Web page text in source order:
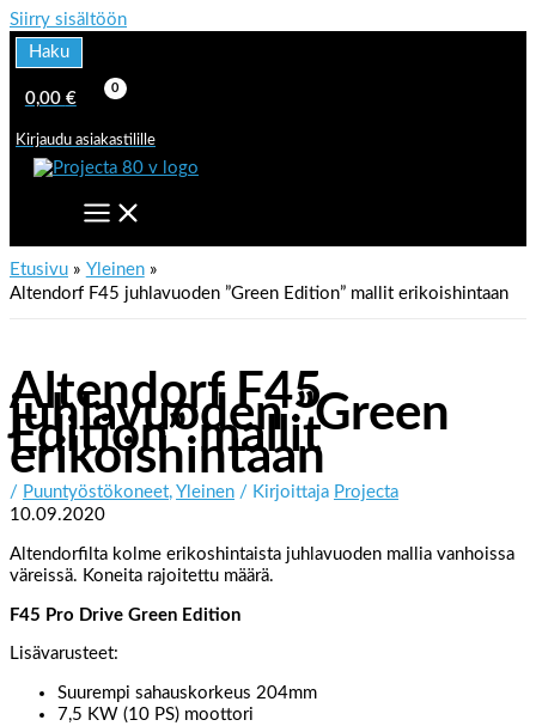
Siirry sisältöön
Haku
0,00 €
Kirjaudu asiakastilille
Etusivu
Yleinen
Altendorf F45 juhlavuoden ”Green Edition” mallit erikoishintaan
Altendorf F45
juhlavuoden ”Green
Edition” mallit
erikoishintaan
/ Puuntyöstökoneet, Yleinen / Kirjoittaja Projecta
10.09.2020
Altendorfilta kolme erikoshintaista juhlavuoden mallia vanhoissa
väreissä. Koneita rajoitettu määrä.
F45 Pro Drive Green Edition
Lisävarusteet:
Suurempi sahauskorkeus 204mm
7,5 KW (10 PS) moottori